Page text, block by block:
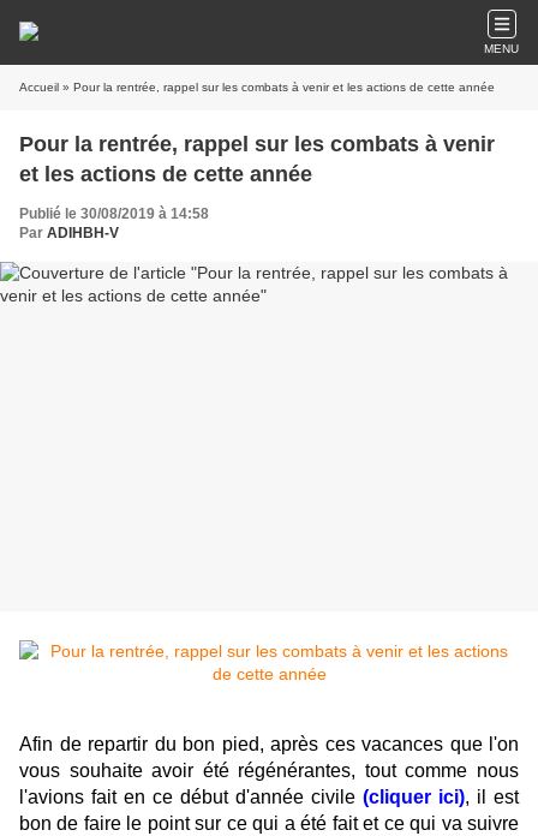
MENU
Accueil » Pour la rentrée, rappel sur les combats à venir et les actions de cette année
Pour la rentrée, rappel sur les combats à venir
et les actions de cette année
Publié le 30/08/2019 à 14:58
Par ADIHBH-V
Afin de repartir du bon pied, après ces vacances que l'on
vous souhaite avoir été régénérantes, tout comme nous
l'avions fait en ce début d'année civile (cliquer ici), il est
bon de faire le point sur ce qui a été fait et ce qui va suivre